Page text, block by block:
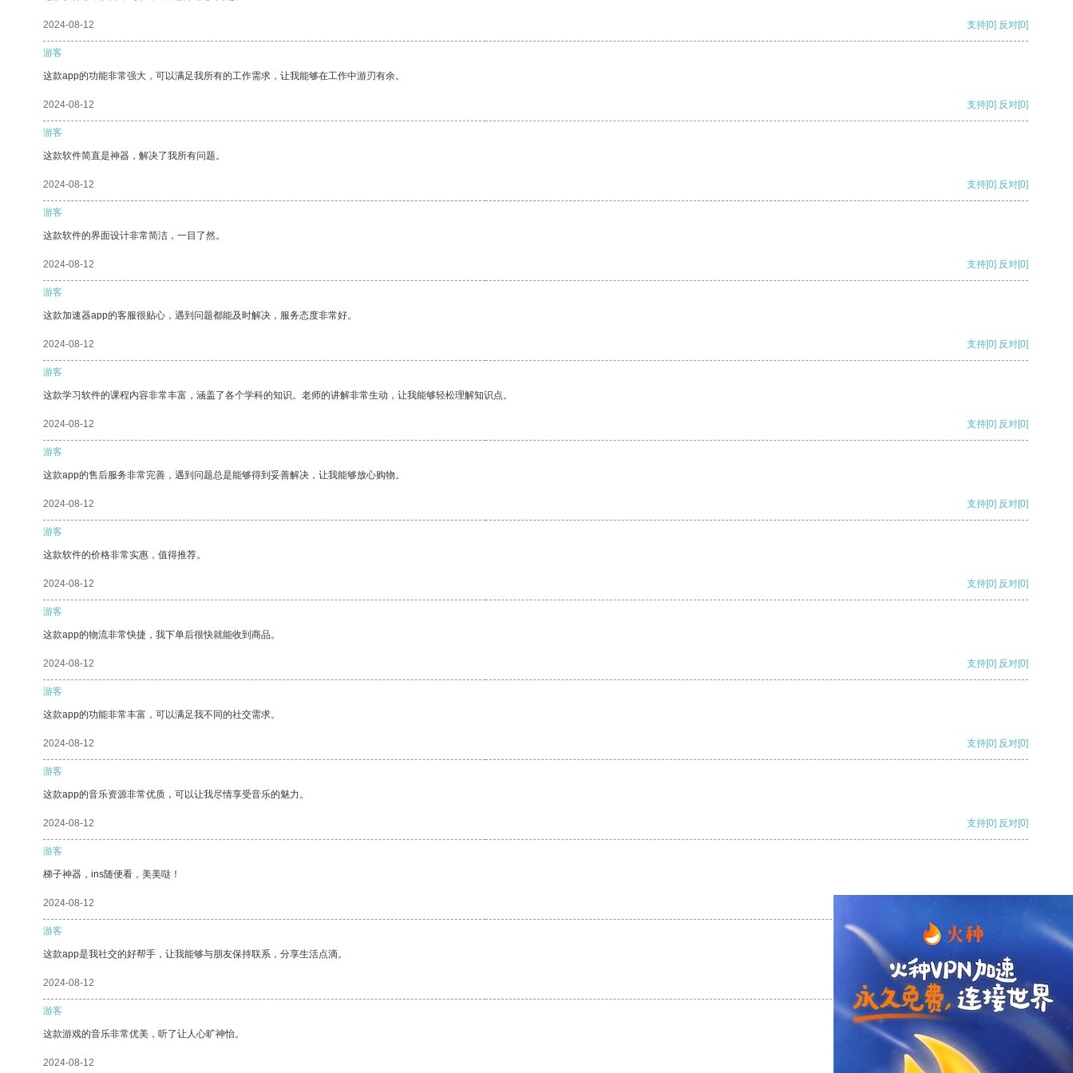
2024-08-12 支持[0] 反对[0]
游客
这款app的功能非常强大，可以满足我所有的工作需求，让我能够在工作中游刃有余。
2024-08-12 支持[0] 反对[0]
游客
这款软件简直是神器，解决了我所有问题。
2024-08-12 支持[0] 反对[0]
游客
这款软件的界面设计非常简洁，一目了然。
2024-08-12 支持[0] 反对[0]
游客
这款加速器app的客服很贴心，遇到问题都能及时解决，服务态度非常好。
2024-08-12 支持[0] 反对[0]
游客
这款学习软件的课程内容非常丰富，涵盖了各个学科的知识。老师的讲解非常生动，让我能够轻松理解知识点。
2024-08-12 支持[0] 反对[0]
游客
这款app的售后服务非常完善，遇到问题总是能够得到妥善解决，让我能够放心购物。
2024-08-12 支持[0] 反对[0]
游客
这款软件的价格非常实惠，值得推荐。
2024-08-12 支持[0] 反对[0]
游客
这款app的物流非常快捷，我下单后很快就能收到商品。
2024-08-12 支持[0] 反对[0]
游客
这款app的功能非常丰富，可以满足我不同的社交需求。
2024-08-12 支持[0] 反对[0]
游客
这款app的音乐资源非常优质，可以让我尽情享受音乐的魅力。
2024-08-12 支持[0] 反对[0]
游客
梯子神器，ins随便看，美美哒！
2024-08-12
游客
这款app是我社交的好帮手，让我能够与朋友保持联系，分享生活点滴。
2024-08-12 支持 [0] 反对 [0]
游客
这款游戏的音乐非常优美，听了让人心旷神怡。
2024-08-12 支持